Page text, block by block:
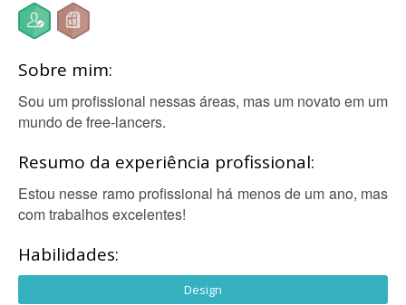
Sobre mim:
Sou um profissional nessas áreas, mas um novato em um
mundo de free-lancers.
Resumo da experiência profissional:
Estou nesse ramo profissional há menos de um ano, mas
com trabalhos excelentes!
Habilidades:
Design